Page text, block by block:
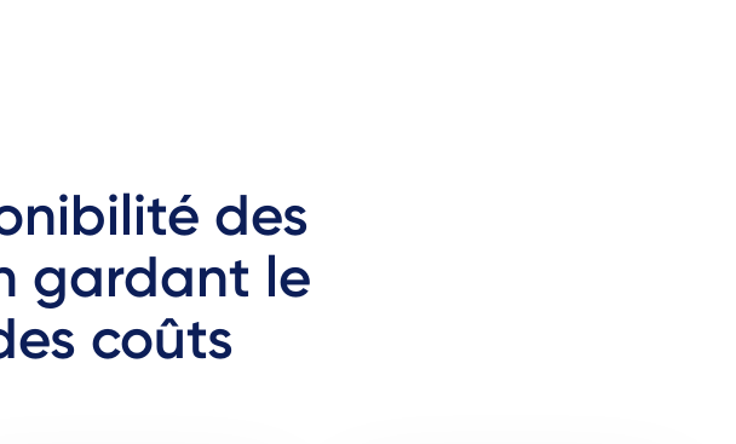
des
gardant le
coûts